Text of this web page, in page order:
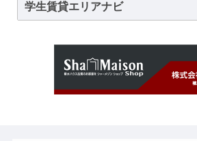
学生賃貸エリアナビ